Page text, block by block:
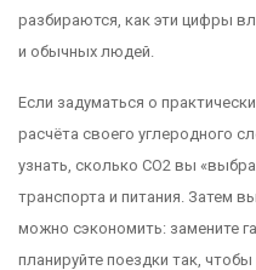
разбираются, как эти цифры
и обычных людей.
Если задуматься о
расчёта своего углеродного
узнать, сколько CO2 вы
транспорта и питания. Затем
можно сэкономить: замените
планируйте поездки так,